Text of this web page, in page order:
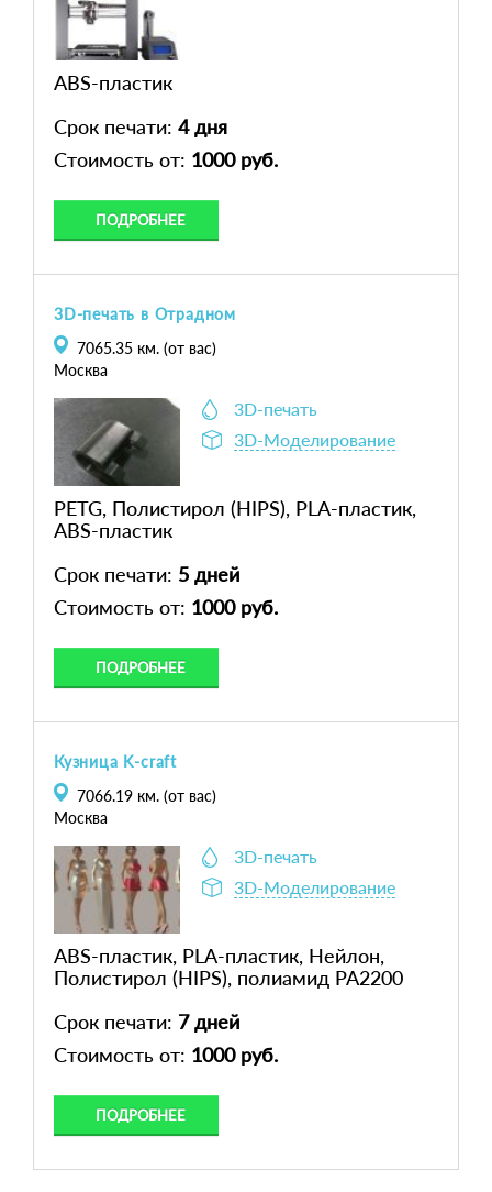
ABS-пластик
Срок печати: 4 дня
Стоимость от: 1000 руб.
ПОДРОБНЕЕ
3D-печать в Отрадном
7065.35 км. (от вас)
Москва
3D-печать
3D-Моделирование
PETG, Полистирол (HIPS), PLA-пластик,
ABS-пластик
Срок печати: 5 дней
Стоимость от: 1000 руб.
ПОДРОБНЕЕ
Кузница K-craft
7066.19 км. (от вас)
Москва
3D-печать
3D-Моделирование
ABS-пластик, PLA-пластик, Нейлон,
Полистирол (HIPS), полиамид PA2200
Срок печати: 7 дней
Стоимость от: 1000 руб.
ПОДРОБНЕЕ